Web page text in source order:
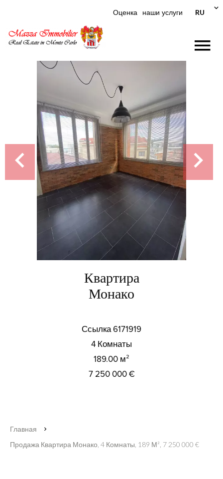
Оценка наши услуги RU
Квартира
Монако
Ссылка6171919
4 Комнаты
189.00 м²
7 250 000 €
Главная
Продажа Квартира Монако, 4 Комнаты, 189 М², 7 250 000 €